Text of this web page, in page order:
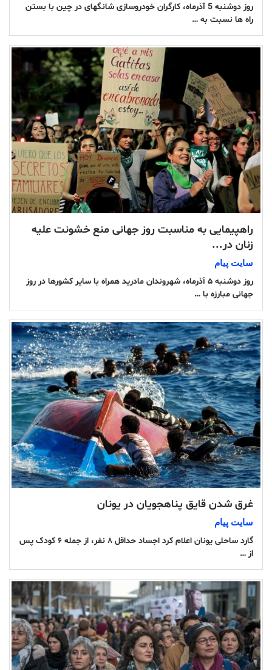
روز دوشنبه 5 آذرماه، کارگران خودروسازی شانگهای در چین با بستن
راه ها نسبت به …
راهپیمایی به مناسبت روز جهانی منع خشونت علیه
زنان در...
سایت پیام
روز دوشنبه ۵ آذرماه، شهروندان مادرید همراه با سایر کشورها در روز
جهانی مبارزه با …
غرق شدن قایق پناهجویان در یونان
سایت پیام
گارد ساحلی یونان اعلام کرد اجساد حداقل ۸ نفر، از جمله ۶ کودک پس
از …